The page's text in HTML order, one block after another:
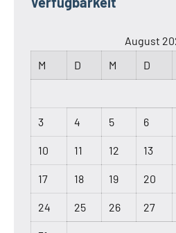
August
M
D M D
3 4 5 6
10 11 12 13
17 18 19 20
24 25 26 27